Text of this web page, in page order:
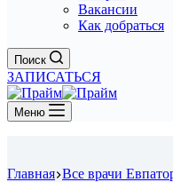
Вакансии
Как добраться
Поиск
ЗАПИСАТЬСЯ
Меню
Главная Все врачи